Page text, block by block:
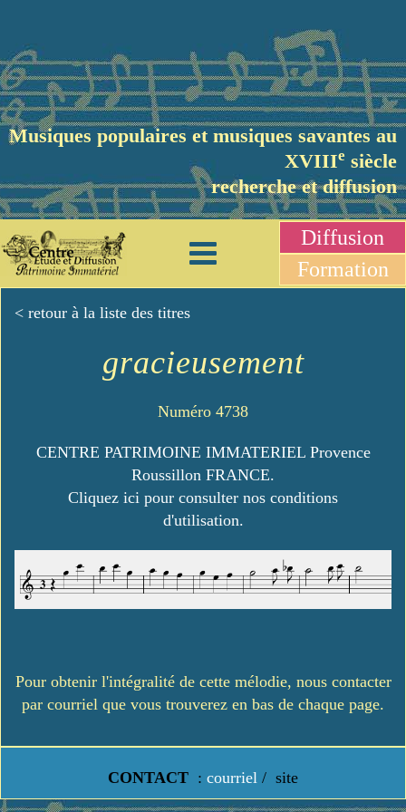
Musiques populaires et musiques savantes au
XVIIIe siècle
recherche et diffusion
Diffusion
Formation
< retour à la liste des titres
gracieusement
Numéro 4738
CENTRE PATRIMOINE IMMATERIEL Provence
Roussillon FRANCE.
Cliquez ici pour consulter nos conditions
d'utilisation.
Pour obtenir l'intégralité de cette mélodie, nous contacter
par courriel que vous trouverez en bas de chaque page.
CONTACT : courriel / site
https://www.lavielledanstoussesetats.fr